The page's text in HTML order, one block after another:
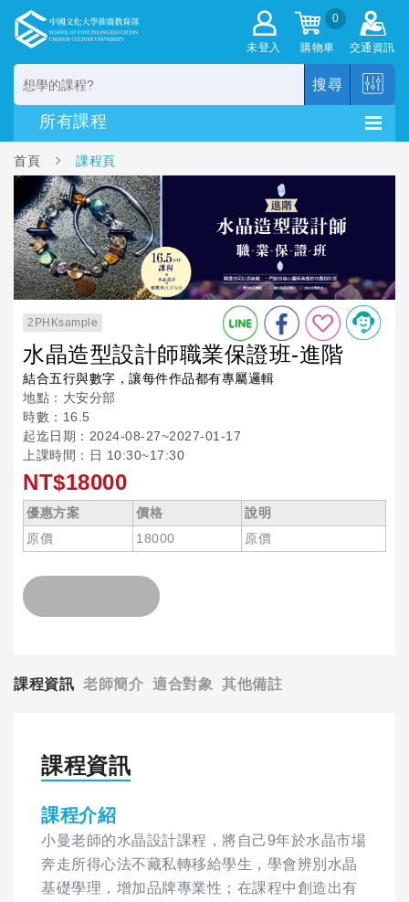
未登入
0
購物車 交通資訊
搜尋
首頁 課程頁
2PHKsample
水晶造型設計師職業保證班-進階
結合五行與數字，讓每件作品都有專屬邏輯
地點：大安分部
時數：16.5
起迄日期：2024-08-27~2027-01-17
上課時間：日 10:30~17:30
NT$18000
優惠方案 價格
說明
原價
18000 原價
課程資訊 老師簡介 適合對象 其他備註
課程資訊
課程介紹
小曼老師的水晶設計課程，將自己9年於水晶市場
奔走所得心法不藏私轉移給學生，學會辨別水晶
基礎學理，增加品牌專業性；在課程中創造出有